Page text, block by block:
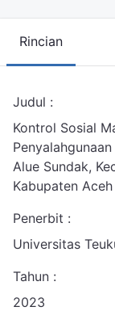
Rincian
Judul :
Kontrol Sosial
Alue Sundak,
Kabupaten
Penerbit :
Universitas
Tahun :
2023